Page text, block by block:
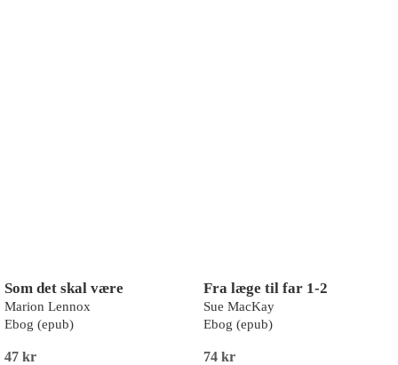
Som det skal være
Marion Lennox
Ebog (epub)
47 kr
Fra læge til far 1-2
Sue MacKay
Ebog (epub)
74 kr